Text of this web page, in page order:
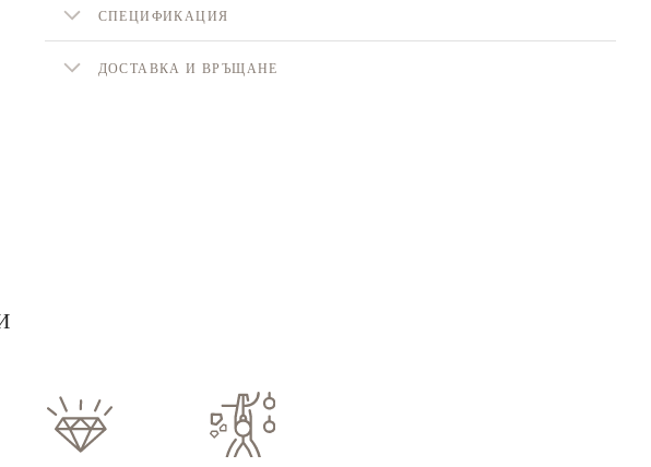
СПЕЦИФИКАЦИЯ
ДОСТАВКА И ВРЪЩАНЕ